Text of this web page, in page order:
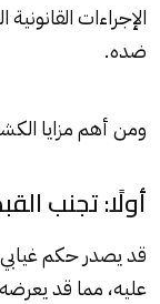
الإجراءات
ضده.
ومن أهم مزايا
أولًا: تجنب
قد يصدر حكم
عليه، مما قد